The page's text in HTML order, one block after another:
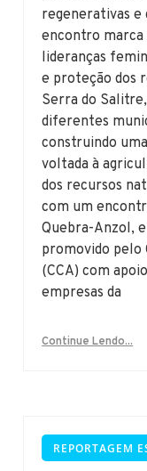
regenerativas e
encontro marca
lideranças
e proteção dos
Serra do
diferentes
construindo
voltada à
dos recursos
com um
Quebra-Anzol,
promovido pelo
(CCA) com
empresas da
Continue Lendo...
REPORTAGEM